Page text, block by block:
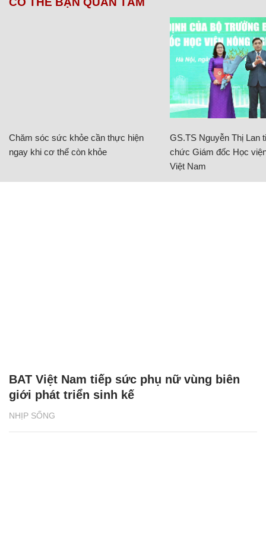
Chăm sóc sức khỏe cần thực hiện
ngay khi cơ thể còn khỏe
GS.TS Nguyễn Thị Lan
chức Giám đốc Học
Việt Nam
NHỊP SỐNG
BAT Việt Nam tiếp sức phụ nữ vùng biên
giới phát triển sinh kế